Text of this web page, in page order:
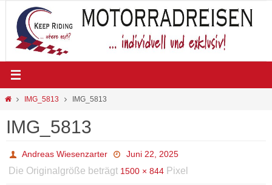
Inhalt
springen
StartIMG_5813 IMG_5813
IMG_5813
Andreas Wiesenzarter Juni 22, 2025
Die Originalgröße beträgt 1500 × 844 Pixel